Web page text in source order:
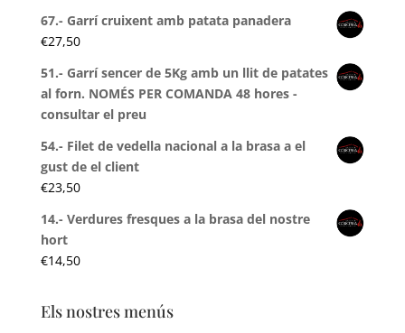
67.- Garrí cruixent amb patata panadera
€27,50
51.- Garrí sencer de 5Kg amb un llit de patates
al forn. NOMÉS PER COMANDA 48 hores -
consultar el preu
54.- Filet de vedella nacional a la brasa a el
gust de el client
€23,50
14.- Verdures fresques a la brasa del nostre
hort
€14,50
Els nostres menús